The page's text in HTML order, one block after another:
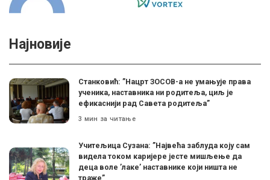
Најновије
Станковић: ”Нацрт ЗОСОВ-а не умањује права
ученика, наставника ни родитеља, циљ је
ефикаснији рад Савета родитеља”
3 мин за читање
Учитељица Сузана: ”Највећа заблуда коју сам
видела током каријере јесте мишљење да
деца воле ’лаке’ наставнике који ништа не
траже”